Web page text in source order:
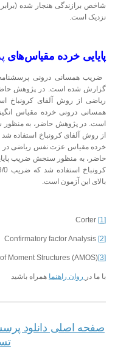
نزدیک است.
پایایی خرده مقیاس‌های
گزارش شده است. در پژوهش
است. در پژوهش حاضر، به
حاضر، به منظور سنجش ضریب
بالای این آزمون است.
[1]
[2]
[3]
Moment Structures (AMOS)
با ما در روان راهنما همراه باشید
صفحه اصلی دانلود